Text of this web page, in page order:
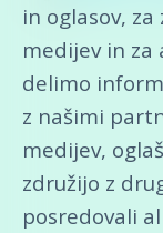
in oglasov,
medijev in za
delimo
z našimi
medijev,
združijo z
posredovali